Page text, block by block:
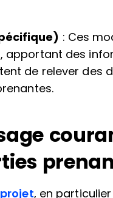
: Ces
apportant des
de relever des
, en